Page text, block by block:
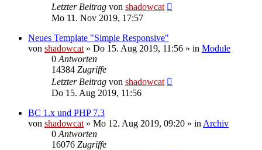
Letzter Beitrag von shadowcat
Mo 11. Nov 2019, 17:57
Neues Template "Simple Responsive"
von shadowcat » Do 15. Aug 2019, 11:56 » in Module
0 Antworten
14384 Zugriffe
Letzter Beitrag von shadowcat
Do 15. Aug 2019, 11:56
BC 1.x und PHP 7.3
von shadowcat » Mo 12. Aug 2019, 09:20 » in Archiv
0 Antworten
16076 Zugriffe